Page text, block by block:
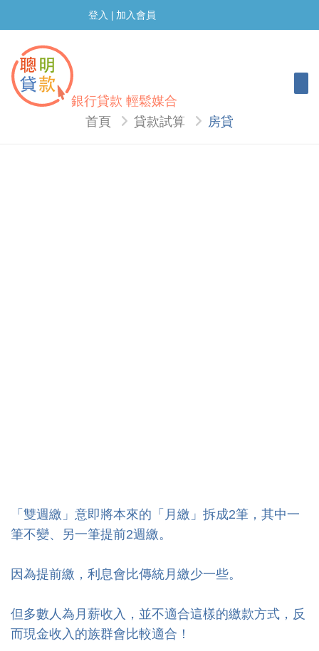
登入 加入會員
銀行貸款 輕鬆媒合
首頁 貸款試算 房貸
「雙週繳」意即將本來的「月繳」拆成2筆，其中一
筆不變、另一筆提前2週繳。
因為提前繳，利息會比傳統月繳少一些。
但多數人為月薪收入，並不適合這樣的繳款方式，反
而現金收入的族群會比較適合！